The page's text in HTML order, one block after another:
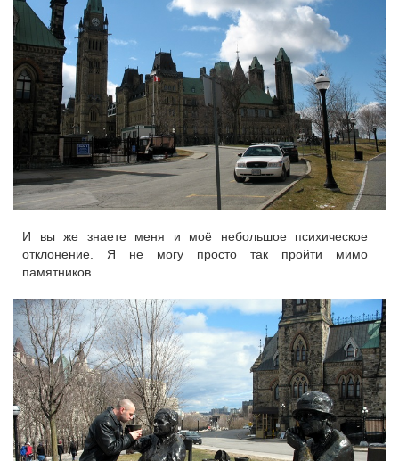
И вы же знаете меня и моё небольшое психическое
отклонение. Я не могу просто так пройти мимо
памятников.